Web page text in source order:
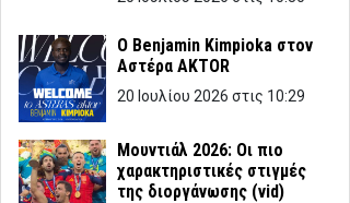
Ο Benjamin Kimpioka στον
Αστέρα AKTOR
20 Ιουλίου 2026 στις 10:29
Μουντιάλ 2026: Οι πιο
χαρακτηριστικές στιγμές
της διοργάνωσης (vid)